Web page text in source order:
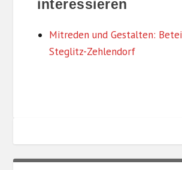
L
U
N
G
R
I
E
interessieren
Mitreden und Gestalten:
Steglitz-Zehlendorf